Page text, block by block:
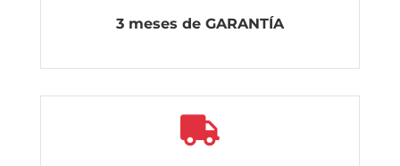
3 meses de GARANTÍA
